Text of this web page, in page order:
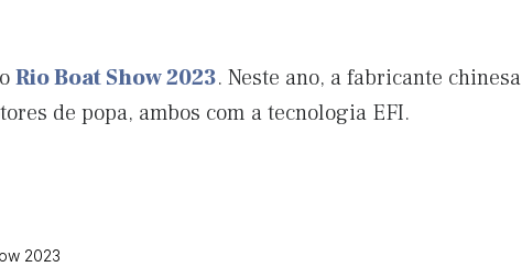
Rio Boat Show 2023. Neste ano, a fabricante chinesa
de popa, ambos com a tecnologia EFI.
2023